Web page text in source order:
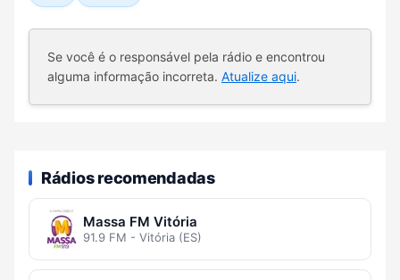
Se você é o responsável pela rádio e encontrou
alguma informação incorreta. Atualize aqui.
Rádios recomendadas
Massa FM Vitória
91.9 FM - Vitória (ES)